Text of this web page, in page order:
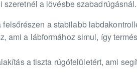
a lövésbe szabadrúgásnál.
a stabilabb
ami a lábformához simul, így
a tiszta rúgófelületért, ami